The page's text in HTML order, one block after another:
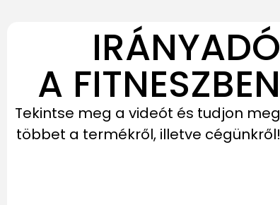
IRÁNYADÓ
A FITNESZBEN
Tekintse meg a videót és tudjon meg
többet a termékről, illetve cégünkről!